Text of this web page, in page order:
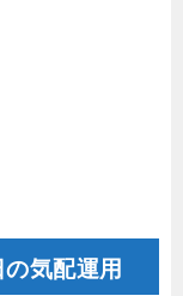
気配運用